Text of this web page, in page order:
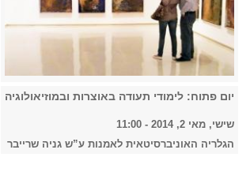
יום פתוח: לימודי תעודה באוצרות ובמוזיאולוגיה
שישי, מאי 2, 2014 - 11:00
הגלריה האוניברסיטאית לאמנות ע”ש גניה שרייבר